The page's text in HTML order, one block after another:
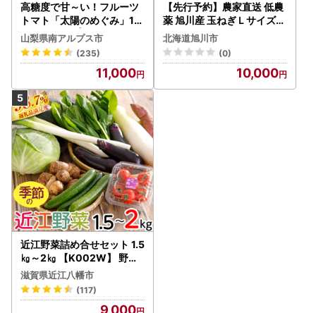
高糖度で甘～い！フルーツ
トマト「太陽のめぐみ」1k
g ALPBI001 | 高糖度 おす
すめ 産地直送 新鮮 フレッ
シュ 高栄養素 南アルプス市
山梨県南アルプス市
(235)
11,000
【先行予約】農家直送 低農
薬 旭川産 玉ねぎＬサイズ2
0kg(2026年9月発送開始
予定)_ | 玉ねぎ 05935
北海道旭川市
(0)
10,000
近江野菜詰め合せセット 1.5
㎏～2㎏ 【K002W】 野菜
旬 新鮮
滋賀県近江八幡市
(117)
9,000